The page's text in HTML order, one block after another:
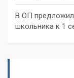
В ОП
школьника к 1